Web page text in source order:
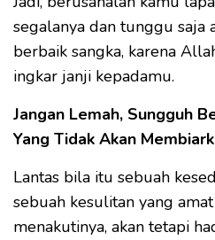
segalanya dan tunggu saja
berbaik sangka, karena
ingkar janji kepadamu.
Jangan Lemah, Sungguh
Yang Tidak Akan
Lantas bila itu sebuah
sebuah kesulitan yang
menakutinya, akan tetapi